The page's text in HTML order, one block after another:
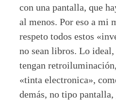
con una pantalla, que
al menos. Por eso a mi
respeto todos estos
no sean libros. Lo ideal,
tengan
«tinta electronica»,
demás, no tipo pantalla,